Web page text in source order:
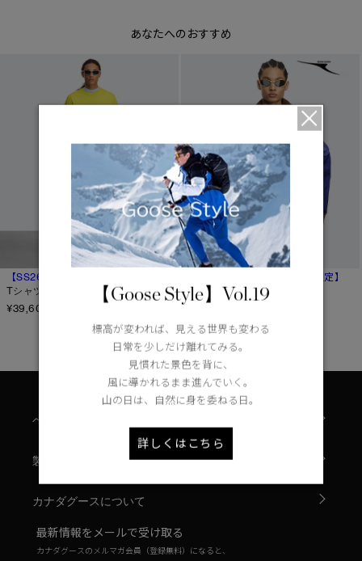
スノーグース
メイドインジャパンTシャツ
アウターウェア
アパレル
アクセサリー
フットウェア
コレクション
スノーグース
メイドインジャパンTシャツ
アウターウェア
アパレル
アクセサリー
フットウェア
コレクション
あなたへのおすすめ
【SS26新作】
Tシャツ エンブロイダード
¥39,600
【SS26新作】【オンライン限定】
ミラージュ ジャケット
ヘルプ
製品について
カナダグースについて
最新情報をメールで受け取る
カナダグースのメルマガ会員（登録無料）になると、
【Goose Style】Vol.19
標高が変われば、見える世界も変わる
日常を少しだけ離れてみる。
見慣れた景色を背に、
風に導かれるまま進んでいく。
山の日は、自然に身を委ねる日。
詳しくはこちら